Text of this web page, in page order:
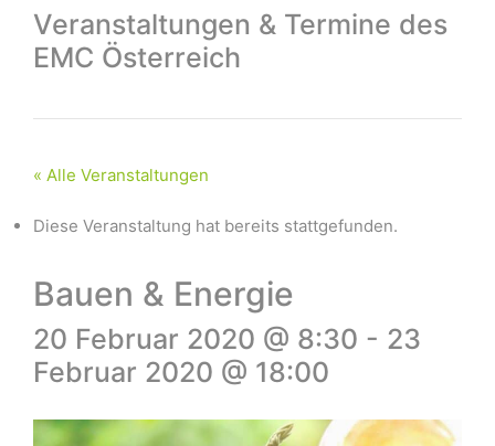
Veranstaltungen & Termine des
EMC Österreich
« Alle Veranstaltungen
Diese Veranstaltung hat bereits stattgefunden.
Bauen & Energie
20 Februar 2020 @ 8:30 - 23
Februar 2020 @ 18:00